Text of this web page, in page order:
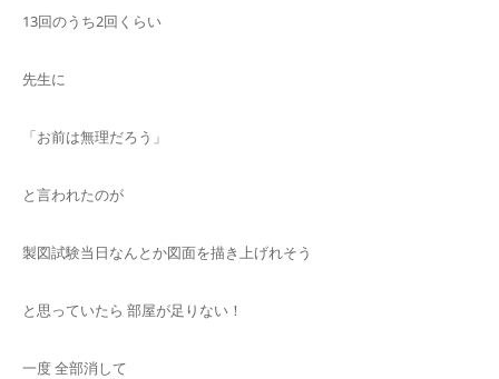
13回のうち2回くらい
先生に
「お前は無理だろう」
と言われたのが
製図試験当日なんとか図面を描き上げれそう
と思っていたら 部屋が足りない！
一度 全部消して